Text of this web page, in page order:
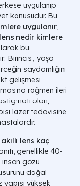
uygulanıp
konusudur. Bu
uygulanır,
lens nedir kimlere
bu
Birincisi, yaşa
saydamlığını
gelişmesi
rağmen ileri
olan,
lazer tedavisine
akıllı lens kaç
genellikle 40-
insan gözü
doğal
yüksek